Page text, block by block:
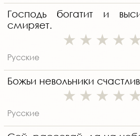
Господь богатит и
смиряет.
Русские
Божьи невольники
Русские